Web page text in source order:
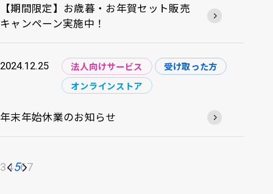
【期間限定】お歳暮・お年賀セット販売
キャンペーン実施中！
2024.12.25 法人向けサービス
受け取った方
オンラインストア
年末年始休業のお知らせ
34567